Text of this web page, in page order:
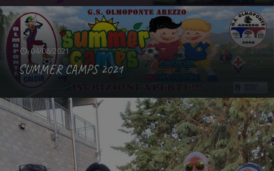
04/08/2021
SUMMER CAMPS 2021